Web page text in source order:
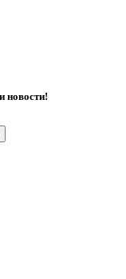
новости!